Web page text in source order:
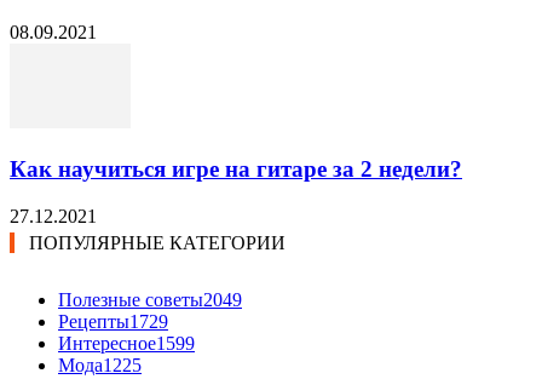
08.09.2021
Как научиться игре на гитаре за 2 недели?
27.12.2021
ПОПУЛЯРНЫЕ КАТЕГОРИИ
Полезные советы2049
Рецепты1729
Интересное1599
Мода1225